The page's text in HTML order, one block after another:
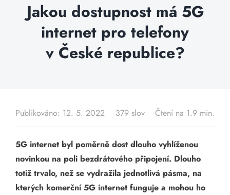
Balíčky internetu
Více o internetu
Televize
Jakou dostupnost má 5G
internet pro telefony
v České republice?
Publikováno: 12. 5. 2022 379 slov Čtení na 1.9 min.
5G internet byl poměrně dost dlouho vyhlíženou
novinkou na poli bezdrátového připojení. Dlouho
totiž trvalo, než se vydražila jednotlivá pásma, na
kterých komerční 5G internet funguje a mohou ho